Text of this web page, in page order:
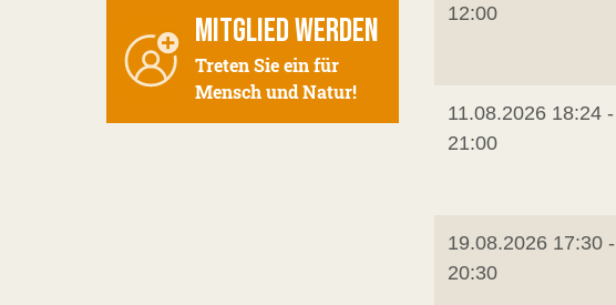
12:00
11.08.2026 18:24 -
21:00
19.08.2026 17:30 -
20:30
MITGLIED WERDEN
Treten Sie ein für
Mensch und Natur!